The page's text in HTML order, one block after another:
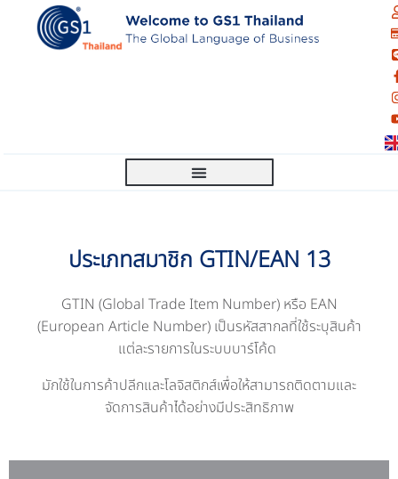
ประเภทสมาชิก GTIN/EAN 13
GTIN (Global Trade Item Number) หรือ EAN
(European Article Number) เป็นรหัสสากลที่ใช้ระบุสินค้า
แต่ละรายการในระบบบาร์โค้ด
มักใช้ในการค้าปลีกและโลจิสติกส์เพื่อให้สามารถติดตามและ
จัดการสินค้าได้อย่างมีประสิทธิภาพ